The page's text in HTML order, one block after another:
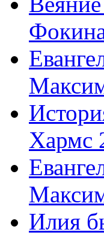
Хармс
Илия